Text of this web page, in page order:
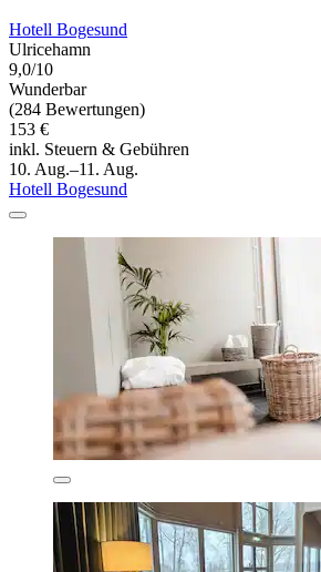
Hotell Bogesund
Ulricehamn
9,0/10
Wunderbar
(284 Bewertungen)
153 €
inkl. Steuern & Gebühren
10. Aug.–11. Aug.
Hotell Bogesund